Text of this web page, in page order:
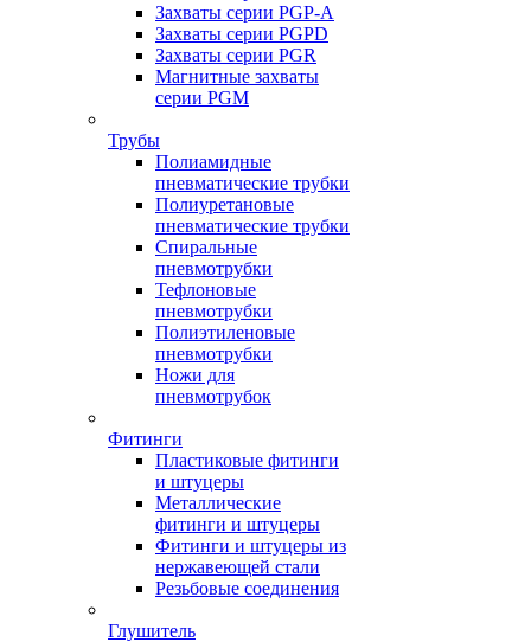
Захваты серии PGP-A
Захваты серии PGPD
Захваты серии PGR
Магнитные захваты
серии PGM
Трубы
Полиамидные
пневматические трубки
Полиуретановые
пневматические трубки
Спиральные
пневмотрубки
Тефлоновые
пневмотрубки
Полиэтиленовые
пневмотрубки
Ножи для
пневмотрубок
Фитинги
Пластиковые фитинги
и штуцеры
Металлические
фитинги и штуцеры
Фитинги и штуцеры из
нержавеющей стали
Резьбовые соединения
Глушитель